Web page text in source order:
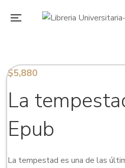
$5,880
La
Epub
La tempestad es una de las